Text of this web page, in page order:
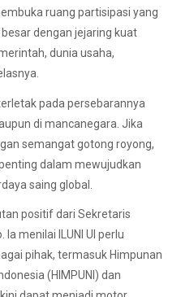
ruang partisipasi yang
dengan jejaring kuat
dunia usaha,
pada persebarannya
di mancanegara. Jika
semangat gotong royong,
dalam mewujudkan
saing global.
positif dari Sekretaris
Ia menilai ILUNI UI perlu
pihak, termasuk Himpunan
(HIMPUNI) dan